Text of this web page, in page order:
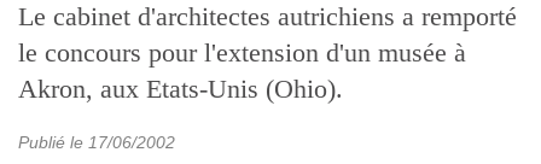
Le cabinet d'architectes autrichiens a remporté
le concours pour l'extension d'un musée à
Akron, aux Etats-Unis (Ohio).
Publié le 17/06/2002